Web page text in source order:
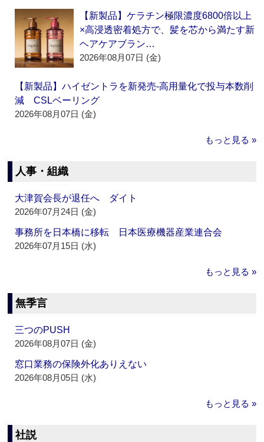
【新製品】ケラチン極限濃度6800倍以上
×高浸透密着処方で、髪を芯から満たす新
ヘアケアブラン…
2026年08月07日 (金)
【新製品】ハイゼントラを新発売‐高用量化で投与本数削
減 CSLベーリング
2026年08月07日 (金)
もっと見る »
人事・組織
大津賀会長が退任へ ダイト
2026年07月24日 (金)
事務所を日本橋に移転 日本医療機器産業連合会
2026年07月15日 (水)
もっと見る »
無季言
三つのPUSH
2026年08月07日 (金)
窓口業務の保険外化ありえない
2026年08月05日 (水)
もっと見る »
社説